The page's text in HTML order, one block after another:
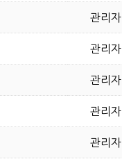
관리자
관리자
관리자
관리자
관리자